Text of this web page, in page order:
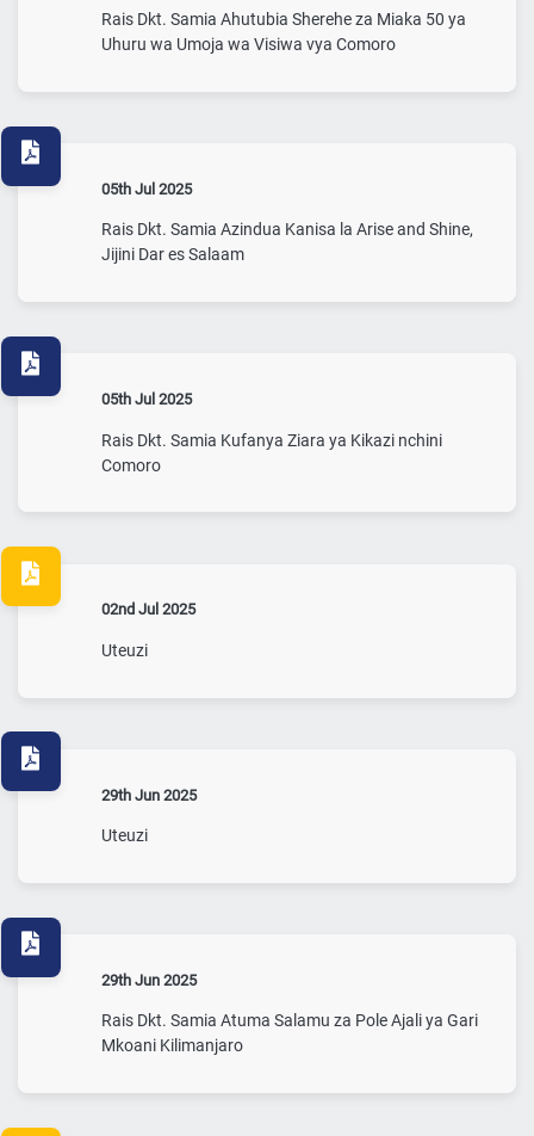
Rais Dkt. Samia Ahutubia Sherehe za Miaka 50 ya
Uhuru wa Umoja wa Visiwa vya Comoro
05th Jul 2025
Rais Dkt. Samia Azindua Kanisa la Arise and Shine,
Jijini Dar es Salaam
05th Jul 2025
Rais Dkt. Samia Kufanya Ziara ya Kikazi nchini
Comoro
02nd Jul 2025
Uteuzi
29th Jun 2025
Uteuzi
29th Jun 2025
Rais Dkt. Samia Atuma Salamu za Pole Ajali ya Gari
Mkoani Kilimanjaro